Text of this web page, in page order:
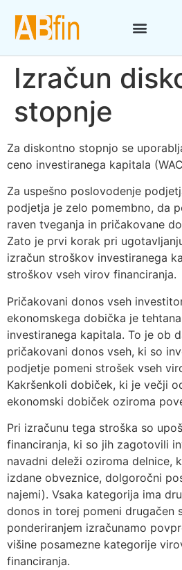
Izračun
stopnje
Za diskontno stopnjo se
ceno investiranega kapitala
Za uspešno poslovodenje
podjetja je zelo pomembno, da
raven tveganja in pričakovane
Zato je prvi korak pri
izračun stroškov investiranega
stroškov vseh virov financiranja.
Pričakovani donos vseh
ekonomskega dobička je
investiranega kapitala. To je ob
pričakovani donos vseh, ki so
podjetje pomeni strošek vseh
Kakršenkoli dobiček, ki je večji
ekonomski dobiček oziroma
Pri izračunu tega stroška so
financiranja, ki so jih zagotovili
navadni deleži oziroma delnice,
izdane obveznice, dolgoročni
najemi). Vsaka kategorija ima
donos in torej pomeni drugačen
ponderiranjem izračunamo
višine posamezne kategorije
financiranja.